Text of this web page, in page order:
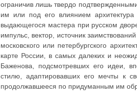
ограничив лишь твердо
им или под его влиянием
выдающегося мастера при русском
импульс, вектор, источник
московского или петербургского
карте России, в самых далеких и
Баженова, подсмотревших его идеи,
стилю, адаптировавших его мечты к
продолжавшееся по придуманным им